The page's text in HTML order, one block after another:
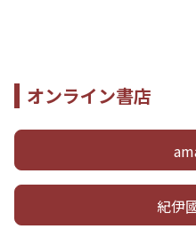
オンライン書店
紀伊